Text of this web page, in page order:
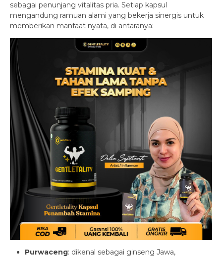
sebagai penunjang vitalitas pria. Setiap kapsul
mengandung ramuan alami yang bekerja sinergis untuk
memberikan manfaat nyata, di antaranya:
Purwaceng: dikenal sebagai ginseng Jawa,